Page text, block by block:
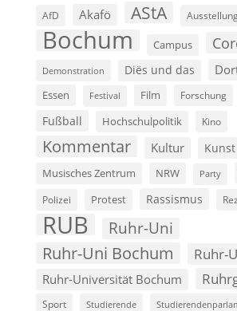
AfD Akafö AStA
Bochum Campus
Demonstration Diës und das
Essen Festival Film Forschung
Fußball Hochschulpolitik Kino
Kommentar Kultur Kunst
Musisches Zentrum NRW Party
Polizei Protest Rassismus
RUB Ruhr-Uni
Ruhr-Uni Bochum Ruhr-
Ruhr-Universität Bochum
Sport Studierende